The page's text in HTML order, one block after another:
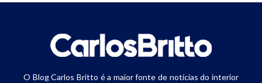
O Blog Carlos Britto é a maior fonte de notícias do interior